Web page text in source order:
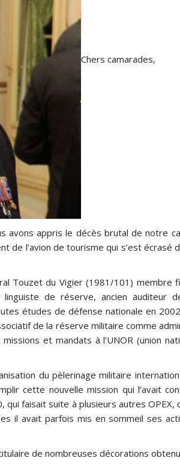
Chers camarades,
avons appris le décès brutal de notre
de l’avion de tourisme qui s’est écrasé
Touzet du Vigier (1981/101) membre
de réserve, ancien auditeur
études de défense nationale en
de la réserve militaire comme
et mandats à l’UNOR (union
du pèlerinage militaire
cette nouvelle mission qui l’avait
faisait suite à plusieurs autres OPEX,
il avait parfois mis en sommeil ses
de nombreuses décorations